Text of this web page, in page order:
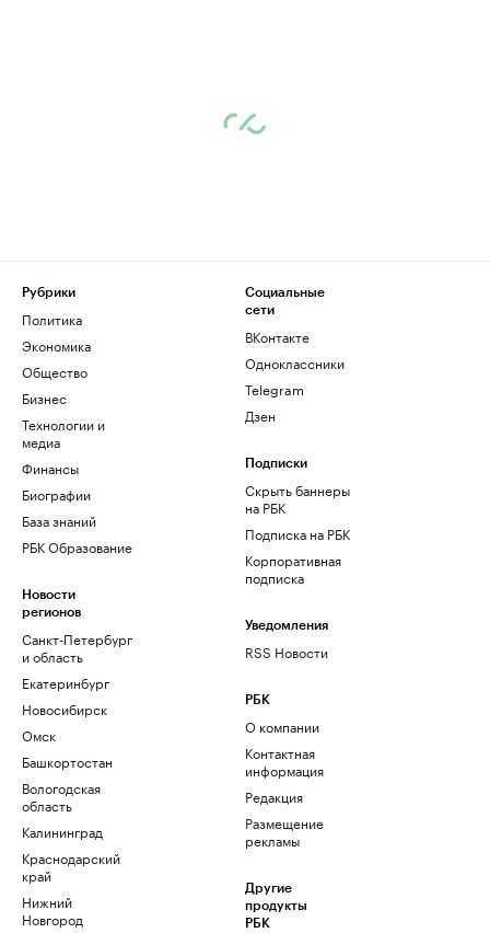
Рубрики
Политика
Экономика
Общество
Бизнес
Технологии и
медиа
Финансы
Биографии
База знаний
РБК Образование
Новости
регионов
Санкт-Петербург
и область
Екатеринбург
Новосибирск
Омск
Башкортостан
Вологодская
область
Калининград
Краснодарский
край
Нижний
Новгород
Социальные
сети
ВКонтакте
Одноклассники
Telegram
Дзен
Подписки
Скрыть баннеры
на РБК
Подписка на РБК
Корпоративная
подписка
Уведомления
RSS Новости
РБК
О компании
Контактная
информация
Редакция
Размещение
рекламы
Другие
продукты
РБК